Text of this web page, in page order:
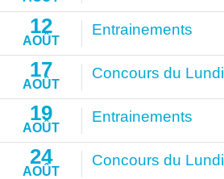
12
AOÛT
Entrainements
17
AOÛT
Concours du Lundi
19
AOÛT
Entrainements
24
AOÛT
Concours du Lundi
•
•